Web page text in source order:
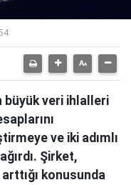
büyük veri ihlalleri
ve iki adımlı
Şirket,
konusunda